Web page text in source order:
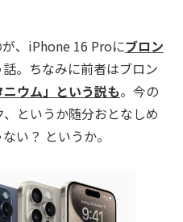
、iPhone 16 Proにブロン
。ちなみに前者はブロン
ニウム」という説も。今の
というか随分おとなしめ
い？ というか。